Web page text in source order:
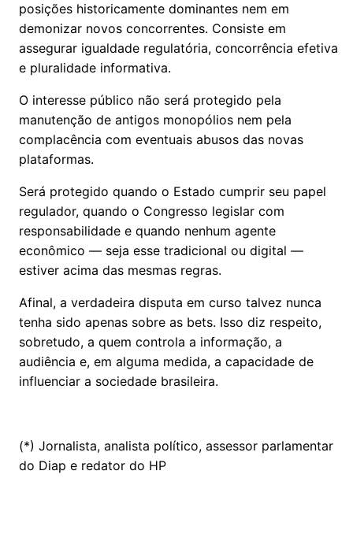
posições historicamente dominantes nem em
demonizar novos concorrentes. Consiste em
assegurar igualdade regulatória, concorrência efetiva
e pluralidade informativa.
O interesse público não será protegido pela
manutenção de antigos monopólios nem pela
complacência com eventuais abusos das novas
plataformas.
Será protegido quando o Estado cumprir seu papel
regulador, quando o Congresso legislar com
responsabilidade e quando nenhum agente
econômico — seja esse tradicional ou digital —
estiver acima das mesmas regras.
Afinal, a verdadeira disputa em curso talvez nunca
tenha sido apenas sobre as bets. Isso diz respeito,
sobretudo, a quem controla a informação, a
audiência e, em alguma medida, a capacidade de
influenciar a sociedade brasileira.
(*) Jornalista, analista político, assessor parlamentar
do Diap e redator do HP